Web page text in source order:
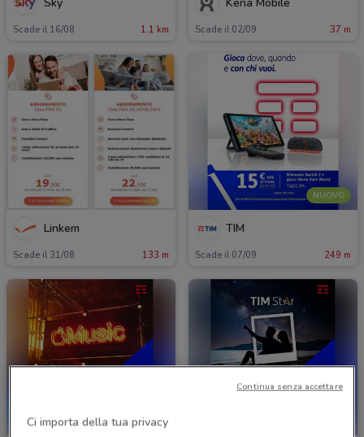
Scade il 16/08 1.1 km Scade il 02/09 37 m
Linkem
Scade il 31/08 133 m
NUOVO
TIM
Scade il 07/09 249 m
Ci importa della tua privacy
Continua senza accettare